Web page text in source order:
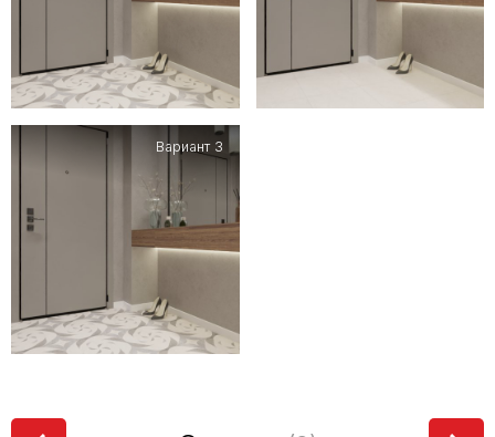
Вариант 3